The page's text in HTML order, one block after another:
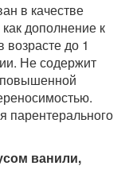
в качестве
дополнение к
до 1
Не содержит
парентерального
ванили,